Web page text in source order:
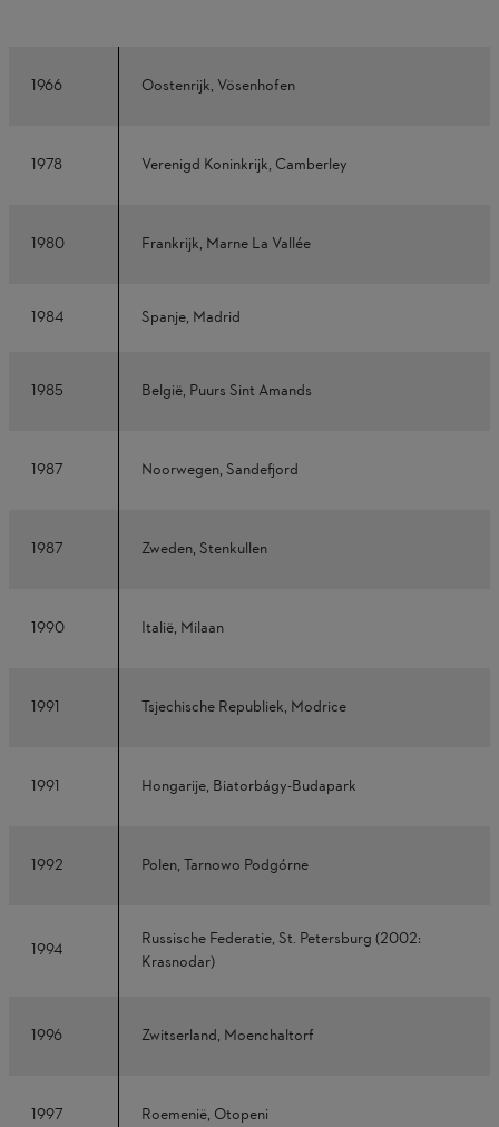
1966 Oostenrijk, Vösenhofen
1978 Verenigd Koninkrijk, Camberley
1980 Frankrijk, Marne La Vallée
1984 Spanje, Madrid
1985 België, Puurs Sint Amands
1987 Noorwegen, Sandefjord
1987 Zweden, Stenkullen
1990 Italië, Milaan
1991 Tsjechische Republiek, Modrice
1991 Hongarije, Biatorbágy-Budapark
1992 Polen, Tarnowo Podgórne
1994
Russische Federatie, St. Petersburg (2002:
Krasnodar)
1996 Zwitserland, Moenchaltorf
1997 Roemenië, Otopeni